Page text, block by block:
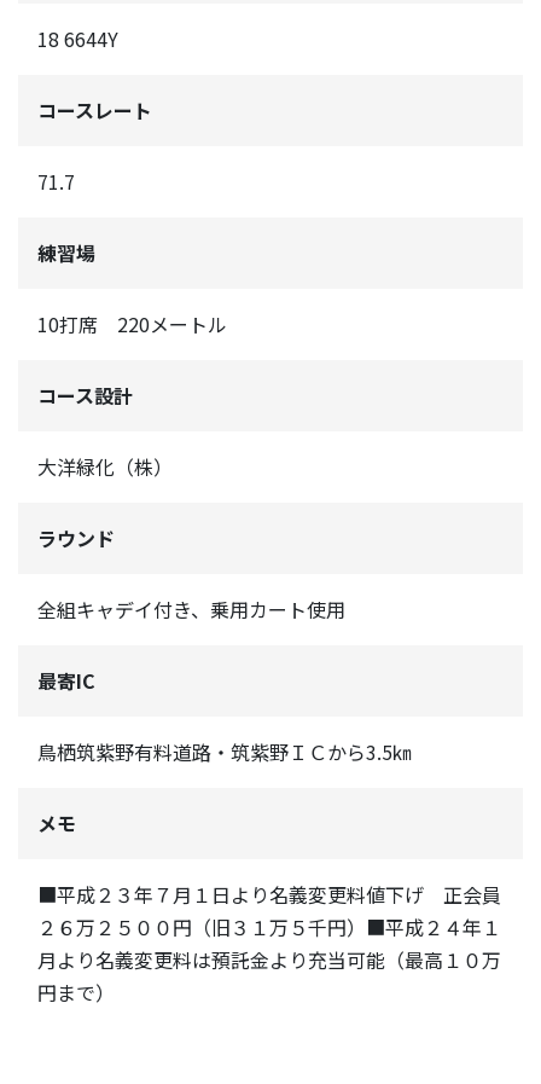
18 6644Y
コースレート
71.7
練習場
10打席 220メートル
コース設計
大洋緑化（株）
ラウンド
全組キャデイ付き、乗用カート使用
最寄IC
鳥栖筑紫野有料道路・筑紫野ＩＣから3.5㎞
メモ
■平成２３年７月１日より名義変更料値下げ 正会員
２６万２５００円（旧３１万５千円）■平成２４年１
月より名義変更料は預託金より充当可能（最高１０万
円まで）